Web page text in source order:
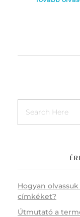
Hogyan
címkéket?
Útmutató a